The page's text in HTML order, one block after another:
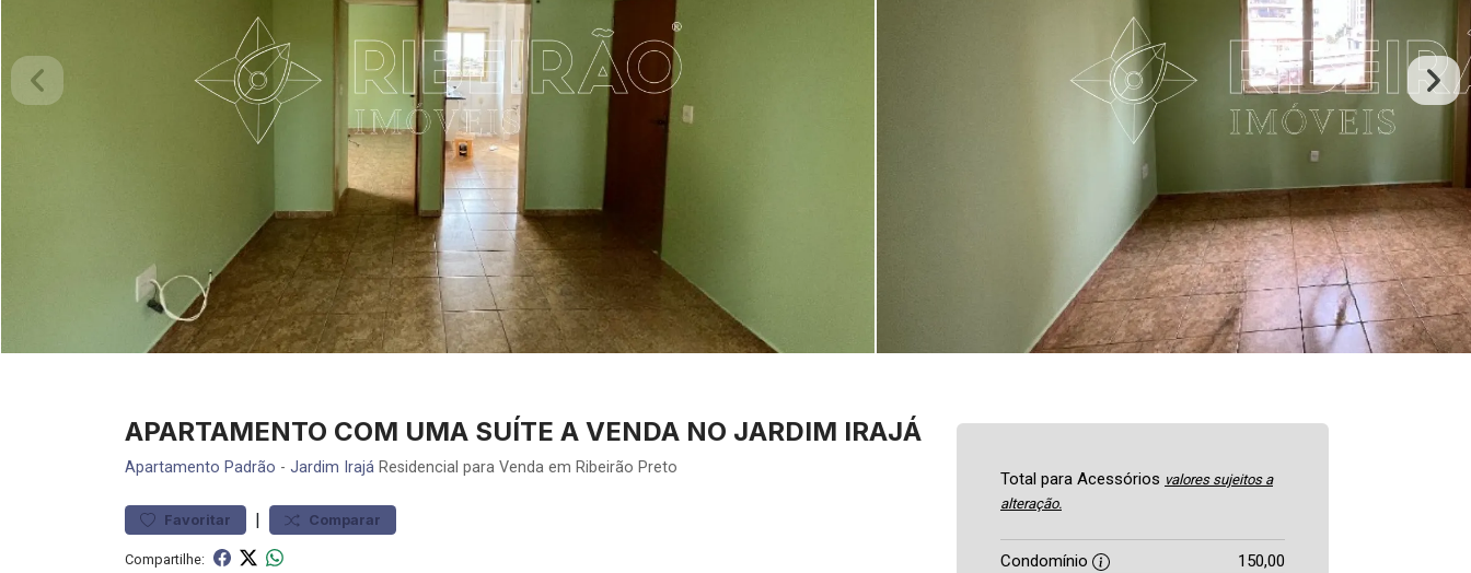
APARTAMENTO COM UMA SUÍTE A VENDA NO JARDIM IRAJÁ
Apartamento Padrão - Jardim Irajá Residencial para Venda em Ribeirão Preto
Favoritar | Comparar
Compartilhe:
Total para Acessórios valores sujeitos a
alteração.
Condomínio
150,00